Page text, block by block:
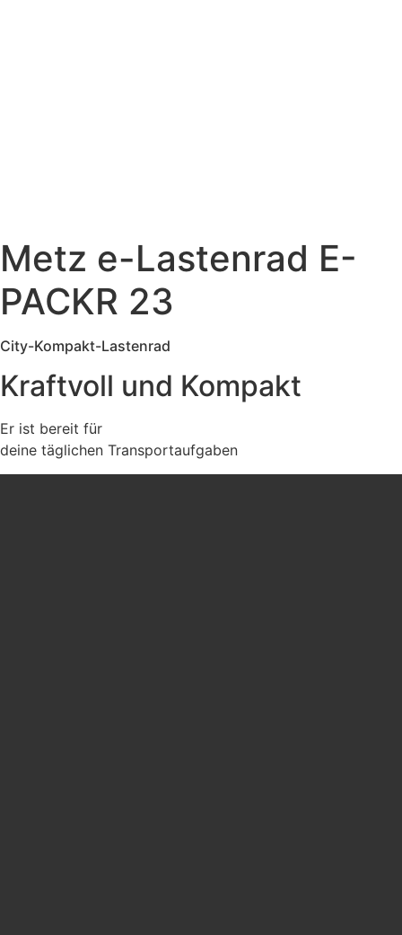
Metz e-Lastenrad E-
PACKR 23
City-Kompakt-Lastenrad
Kraftvoll und Kompakt
Er ist bereit für
deine täglichen Transportaufgaben